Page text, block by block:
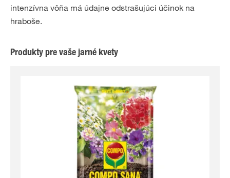
intenzívna vôňa má údajne odstrašujúci účinok na
hraboše.
Produkty pre vaše jarné kvety